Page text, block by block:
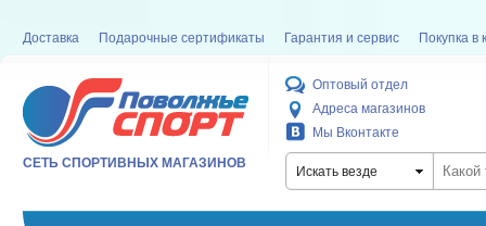
Доставка Подарочные сертификаты Гарантия и сервис Покупка в
СЕТЬ СПОРТИВНЫХ МАГАЗИНОВ
Оптовый отдел
Адреса магазинов
Мы Вконтакте
Искать везде